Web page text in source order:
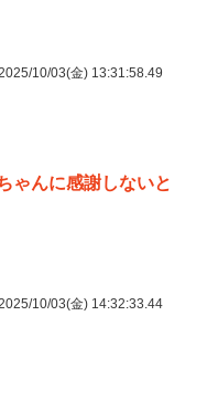
10/03(金) 13:31:58.49
ゃんに感謝しないと
10/03(金) 14:32:33.44